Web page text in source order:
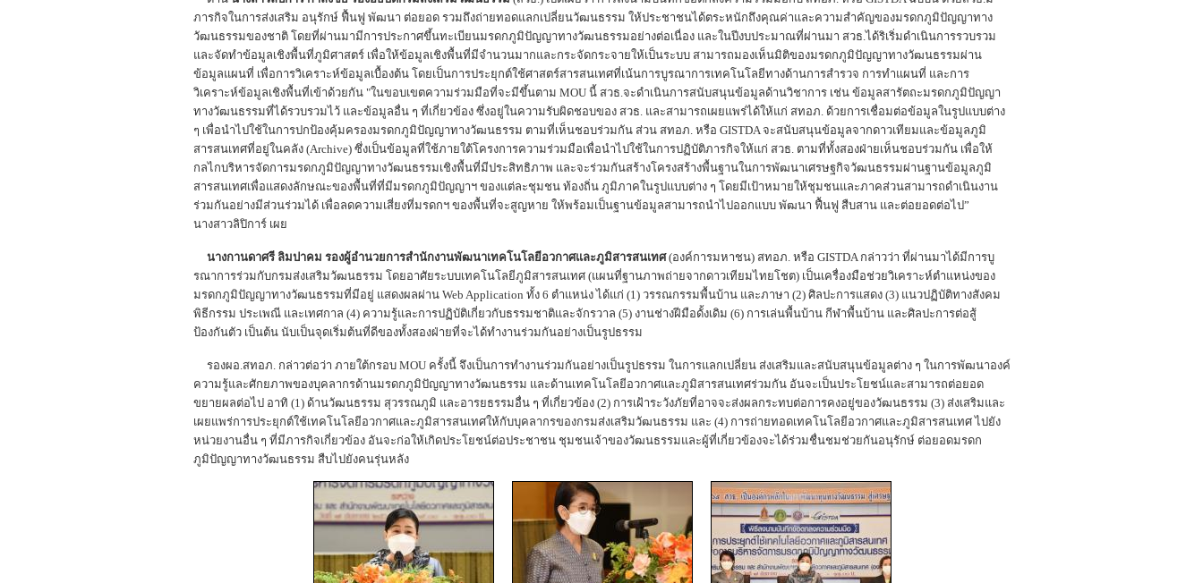
ภารกิจในการส่งเสริม อนุรักษ์ ฟื้นฟู พัฒนา ต่อยอด รวมถึงถ่ายทอดแลกเปลี่ยนวัฒนธรรม ให้ประชาชนได้ตระหนักถึงคุณค่าและความสำคัญของมรดกภูมิปัญญาทาง
วัฒนธรรมของชาติ โดยที่ผ่านมามีการประกาศขึ้นทะเบียนมรดกภูมิปัญญาทางวัฒนธรรมอย่างต่อเนื่อง และในปีงบประมาณที่ผ่านมา สวธ.ได้ริเริ่มดำเนินการรวบรวม
และจัดทำข้อมูลเชิงพื้นที่ภูมิศาสตร์ เพื่อให้ข้อมูลเชิงพื้นที่มีจำนวนมากและกระจัดกระจายให้เป็นระบบ สามารถมองเห็นมิติของมรดกภูมิปัญญาทางวัฒนธรรมผ่าน
ข้อมูลแผนที่ เพื่อการวิเคราะห์ข้อมูลเบื้องต้น โดยเป็นการประยุกต์ใช้ศาสตร์สารสนเทศที่เน้นการบูรณาการเทคโนโลยีทางด้านการสำรวจ การทำแผนที่ และการ
วิเคราะห์ข้อมูลเชิงพื้นที่เข้าด้วยกัน "ในขอบเขตความร่วมมือที่จะมีขึ้นตาม MOU นี้ สวธ.จะดำเนินการสนับสนุนข้อมูลด้านวิชาการ เช่น ข้อมูลสารัตถะมรดกภูมิปัญญา
ทางวัฒนธรรมที่ได้รวบรวมไว้ และข้อมูลอื่น ๆ ที่เกี่ยวข้อง ซึ่งอยู่ในความรับผิดชอบของ สวธ. และสามารถเผยแพร่ได้ให้แก่ สทอภ. ด้วยการเชื่อมต่อข้อมูลในรูปแบบต่าง
ๆ เพื่อนำไปใช้ในการปกป้องคุ้มครองมรดกภูมิปัญญาทางวัฒนธรรม ตามที่เห็นชอบร่วมกัน ส่วน สทอภ. หรือ GISTDA จะสนับสนุนข้อมูลจากดาวเทียมและข้อมูลภูมิ
สารสนเทศที่อยู่ในคลัง (Archive) ซึ่งเป็นข้อมูลที่ใช้ภายใต้โครงการความร่วมมือเพื่อนำไปใช้ในการปฏิบัติภารกิจให้แก่ สวธ. ตามที่ทั้งสองฝ่ายเห็นชอบร่วมกัน เพื่อให้
กลไกบริหารจัดการมรดกภูมิปัญญาทางวัฒนธรรมเชิงพื้นที่มีประสิทธิภาพ และจะร่วมกันสร้างโครงสร้างพื้นฐานในการพัฒนาเศรษฐกิจวัฒนธรรมผ่านฐานข้อมูลภูมิ
สารสนเทศเพื่อแสดงลักษณะของพื้นที่ที่มีมรดกภูมิปัญญาฯ ของแต่ละชุมชน ท้องถิ่น ภูมิภาคในรูปแบบต่าง ๆ โดยมีเป้าหมายให้ชุมชนและภาคส่วนสามารถดำเนินงาน
ร่วมกันอย่างมีส่วนร่วมได้ เพื่อลดความเสี่ยงที่มรดกฯ ของพื้นที่จะสูญหาย ให้พร้อมเป็นฐานข้อมูลสามารถนำไปออกแบบ พัฒนา ฟื้นฟู สืบสาน และต่อยอดต่อไป”
นางสาวลิปิการ์ เผย
นางกานดาศรี ลิมปาคม รองผู้อำนวยการสำนักงานพัฒนาเทคโนโลยีอวกาศและภูมิสารสนเทศ(องค์การมหาชน) สทอภ. หรือ GISTDA กล่าวว่า ที่ผ่านมาได้มีการบู
รณาการร่วมกับกรมส่งเสริมวัฒนธรรม โดยอาศัยระบบเทคโนโลยีภูมิสารสนเทศ (แผนที่ฐานภาพถ่ายจากดาวเทียมไทยโชต) เป็นเครื่องมือช่วยวิเคราะห์ตำแหน่งของ
มรดกภูมิปัญญาทางวัฒนธรรมที่มีอยู่ แสดงผลผ่าน Web Application ทั้ง 6 ตำแหน่ง ได้แก่ (1) วรรณกรรมพื้นบ้าน และภาษา (2) ศิลปะการแสดง (3) แนวปฏิบัติทางสังคม
พิธีกรรม ประเพณี และเทศกาล (4) ความรู้และการปฏิบัติเกี่ยวกับธรรมชาติและจักรวาล (5) งานช่างฝีมือดั้งเดิม (6) การเล่นพื้นบ้าน กีฬาพื้นบ้าน และศิลปะการต่อสู้
ป้องกันตัว เป็นต้น นับเป็นจุดเริ่มต้นที่ดีของทั้งสองฝ่ายที่จะได้ทำงานร่วมกันอย่างเป็นรูปธรรม
รองผอ.สทอภ. กล่าวต่อว่า ภายใต้กรอบ MOU ครั้งนี้ จึงเป็นการทำงานร่วมกันอย่างเป็นรูปธรรม ในการแลกเปลี่ยน ส่งเสริมและสนับสนุนข้อมูลต่าง ๆ ในการพัฒนาองค์
ความรู้และศักยภาพของบุคลากรด้านมรดกภูมิปัญญาทางวัฒนธรรม และด้านเทคโนโลยีอวกาศและภูมิสารสนเทศร่วมกัน อันจะเป็นประโยชน์และสามารถต่อยอด
ขยายผลต่อไป อาทิ (1) ด้านวัฒนธรรม สุวรรณภูมิ และอารยธรรมอื่น ๆ ที่เกี่ยวข้อง (2) การเฝ้าระวังภัยที่อาจจะส่งผลกระทบต่อการคงอยู่ของวัฒนธรรม (3) ส่งเสริมและ
เผยแพร่การประยุกต์ใช้เทคโนโลยีอวกาศและภูมิสารสนเทศให้กับบุคลากรของกรมส่งเสริมวัฒนธรรม และ (4) การถ่ายทอดเทคโนโลยีอวกาศและภูมิสารสนเทศ ไปยัง
หน่วยงานอื่น ๆ ที่มีภารกิจเกี่ยวข้อง อันจะก่อให้เกิดประโยชน์ต่อประชาชน ชุมชนเจ้าของวัฒนธรรมและผู้ที่เกี่ยวข้องจะได้ร่วมชื่นชมช่วยกันอนุรักษ์ ต่อยอดมรดก
ภูมิปัญญาทางวัฒนธรรม สืบไปยังคนรุ่นหลัง